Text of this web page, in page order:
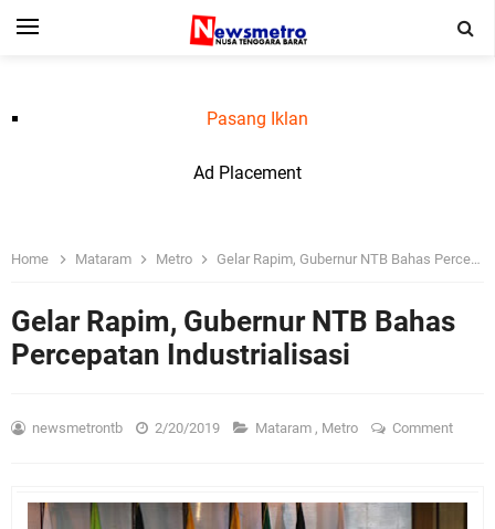
Pasang Iklan
Ad Placement
Home Mataram Metro Gelar Rapim, Gubernur NTB Bahas Percepatan Industrialisasi
Gelar Rapim, Gubernur NTB Bahas
Percepatan Industrialisasi
newsmetrontb 2/20/2019 Mataram , Metro Comment